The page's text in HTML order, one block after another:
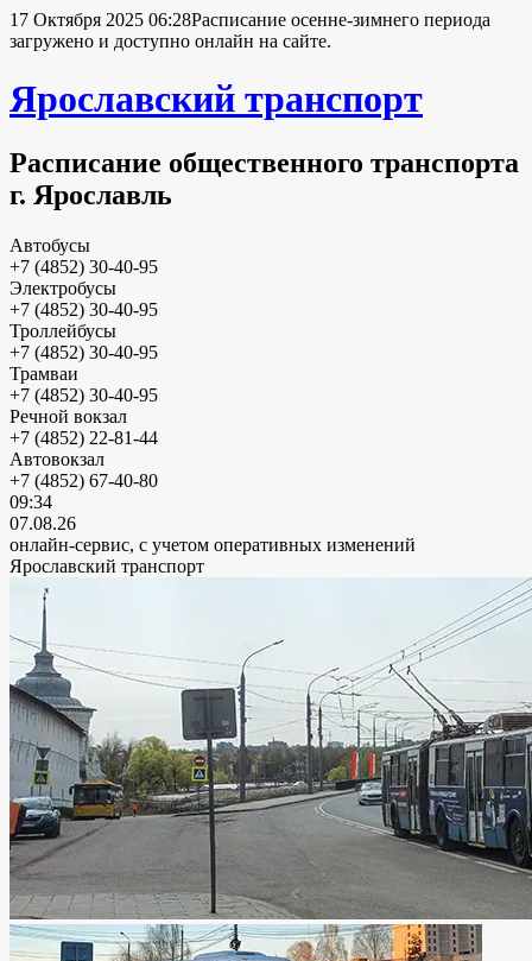
17 Октября 2025 06:28Расписание осенне-зимнего периода
загружено и доступно онлайн на сайте.
Ярославский транспорт
Расписание общественного транспорта
г. Ярославль
Автобусы
+7 (4852) 30-40-95
Электробусы
+7 (4852) 30-40-95
Троллейбусы
+7 (4852) 30-40-95
Трамваи
+7 (4852) 30-40-95
Речной вокзал
+7 (4852) 22-81-44
Автовокзал
+7 (4852) 67-40-80
09:34
07.08.26
онлайн-сервис, с учетом оперативных изменений
Ярославский транспорт